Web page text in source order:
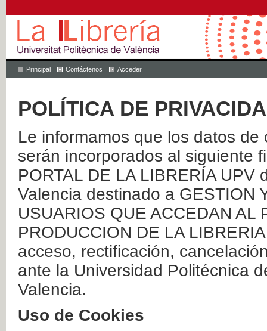
Principal Contáctenos Acceder
POLÍTICA DE
Le informamos que los datos
serán incorporados al siguiente
PORTAL DE LA LIBRERÍA
Valencia destinado a GESTION
USUARIOS QUE ACCEDAN AL
PRODUCCION DE LA
acceso, rectificación,
ante la Universidad Politécnica
Valencia.
Uso de Cookies